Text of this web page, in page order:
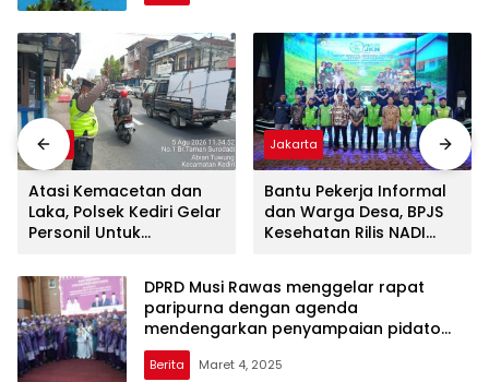
Berita
Atasi Kemacetan dan
Laka, Polsek Kediri Gelar
Personil Untuk
Point Siang
Jakarta
Bantu Pekerja Informal
dan Warga Desa, BPJS
Kesehatan Rilis NADI
DPRD Musi Rawas menggelar rapat
paripurna dengan agenda
mendengarkan penyampaian pidato
Bupati Musi Rawas Masa Jabatan 2025-
2030
Berita Maret 4, 2025